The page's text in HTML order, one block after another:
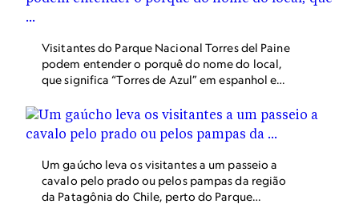
Visitantes do Parque Nacional Torres del Paine
podem entender o porquê do nome do local,
que significa “Torres de Azul” em espanhol e
Um gaúcho leva os visitantes a um passeio a
cavalo pelo prado ou pelos pampas da região
da Patagônia do Chile, perto do Parque